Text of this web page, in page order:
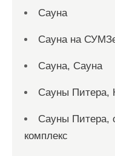
Сауна
Сауна на
Сауна, Сауна
Сауны Питера,
Сауны Питера,
комплекс